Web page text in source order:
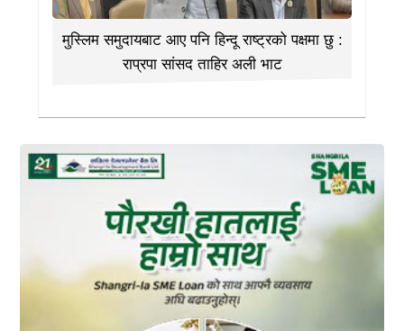
मुस्लिम समुदायबाट आए पनि हिन्दू राष्ट्रको पक्षमा छु :
राप्रपा सांसद ताहिर अली भाट